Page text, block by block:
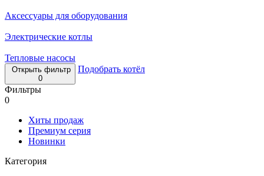
Аксессуары для оборудования
Электрические котлы
Тепловые насосы
Открыть фильтр
0
Подобрать котёл
Фильтры
0
Хиты продаж
Премиум серия
Новинки
Категория